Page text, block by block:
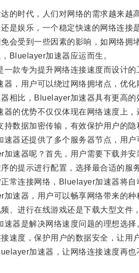
时代，人们对网络的需求越来越高
娱乐，一个稳定快速的网络连接是
受到一些因素的影响，如网络拥堵
加速器应运而生。
专为提升网络连接速度而设计的
用户可以绕过网络拥堵点，优化
比，Bluelayer加速器具有更高的
优势不仅仅体现在网络速度上，
据加密传输，有效保护用户的隐
还提供了多个服务器节点，用户
器呢？首先，用户需要下载并安
提示进行配置，选择最合适的服务
连接网络，Bluelayer加速器将自
器，用户可以畅享网络带来的种
进行在线游戏还是下载大型文件
是解决网络速度问题的理想选择
度，保护用户的数据安全，让用
加速器，让网络连接速度再也